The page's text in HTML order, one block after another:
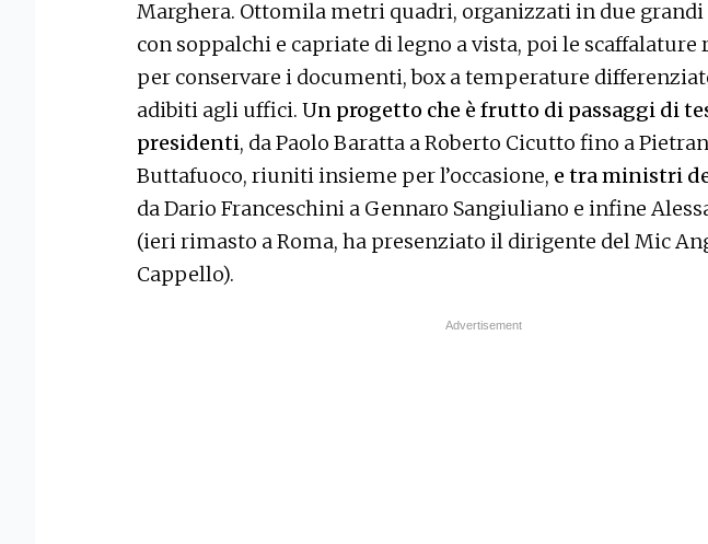
Marghera. Ottomila metri quadri, organizzati in due
con soppalchi e capriate di legno a vista, poi le scaffalature
per conservare i documenti, box a temperature
adibiti agli uffici. Un progetto che è frutto di passaggi di
presidenti, da Paolo Baratta a Roberto Cicutto fino a
Buttafuoco, riuniti insieme per l’occasione, e tra ministri
da Dario Franceschini a Gennaro Sangiuliano e infine
(ieri rimasto a Roma, ha presenziato il dirigente del Mic
Cappello).